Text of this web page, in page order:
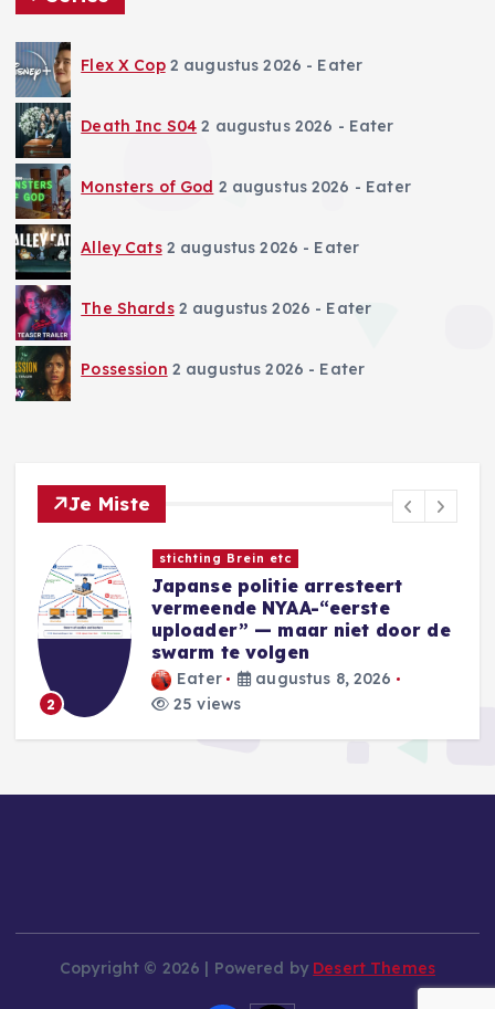
Flex X Cop 2 augustus 2026 - Eater
Death Inc S04 2 augustus 2026 - Eater
Monsters of God 2 augustus 2026 - Eater
Alley Cats 2 augustus 2026 - Eater
The Shards 2 augustus 2026 - Eater
Possession 2 augustus 2026 - Eater
Je Miste
3
Nieuwe Games
Sins of a Solar Empire II:
Harbinger introduceert nieuwe
Eidolon-factie
Blackwell
augustus 8, 2026
31 views